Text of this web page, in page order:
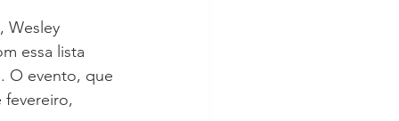
Wesley
essa lista
O evento, que
fevereiro,